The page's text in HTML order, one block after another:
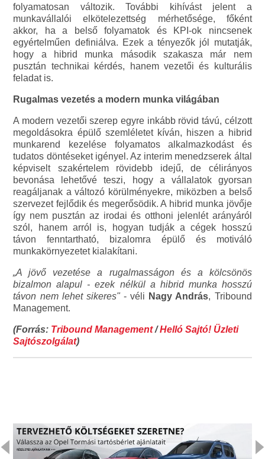
folyamatosan változik. További kihívást jelent a
munkavállalói elkötelezettség mérhetősége, főként
akkor, ha a belső folyamatok és KPI‑ok nincsenek
egyértelműen definiálva. Ezek a tényezők jól mutatják,
hogy a hibrid munka második szakasza már nem
pusztán technikai kérdés, hanem vezetői és kulturális
feladat is.
Rugalmas vezetés a modern munka világában
A modern vezetői szerep egyre inkább rövid távú, célzott
megoldásokra épülő szemléletet kíván, hiszen a hibrid
munkarend kezelése folyamatos alkalmazkodást és
tudatos döntéseket igényel. Az interim menedzserek által
képviselt szakértelem rövidebb idejű, de célirányos
bevonása lehetővé teszi, hogy a vállalatok gyorsan
reagáljanak a változó körülményekre, miközben a belső
szervezet fejlődik és megerősödik. A hibrid munka jövője
így nem pusztán az irodai és otthoni jelenlét arányáról
szól, hanem arról is, hogyan tudják a cégek hosszú
távon fenntartható, bizalomra épülő és motiváló
munkakörnyezetet kialakítani.
„A jövő vezetése a rugalmasságon és a kölcsönös
bizalmon alapul - ezek nélkül a hibrid munka hosszú
távon nem lehet sikeres"- véli Nagy András, Tribound
Management.
(Forrás: Tribound Management/Helló Sajtó! Üzleti
Sajtószolgálat)